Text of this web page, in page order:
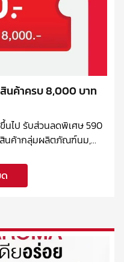
นค้าครบ 8,000 บาท
ไป รับส่วนลดพิเศษ 590
ม่ต้องแจ้งล่วงหน้า